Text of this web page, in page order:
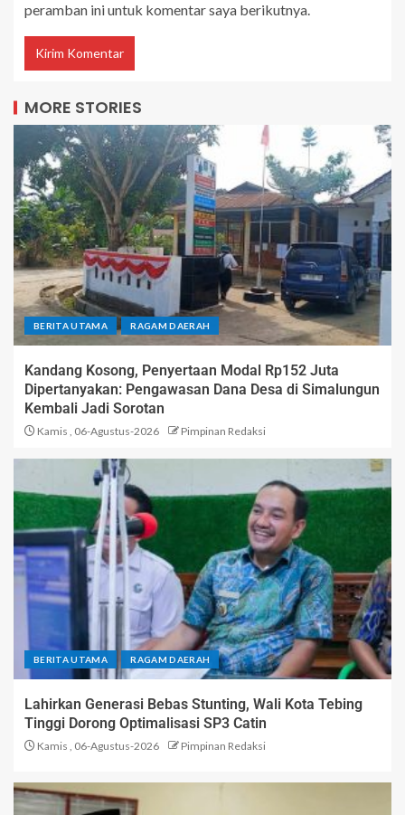
peramban ini untuk komentar saya berikutnya.
MORE STORIES
BERITA UTAMA RAGAM DAERAH
Kandang Kosong, Penyertaan Modal Rp152 Juta
Dipertanyakan: Pengawasan Dana Desa di Simalungun
Kembali Jadi Sorotan
Kamis , 06-Agustus-2026 Pimpinan Redaksi
BERITA UTAMA RAGAM DAERAH
Lahirkan Generasi Bebas Stunting, Wali Kota Tebing
Tinggi Dorong Optimalisasi SP3 Catin
Kamis , 06-Agustus-2026 Pimpinan Redaksi